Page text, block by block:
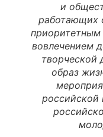
и
работающих
приоритетным
вовлечением
творческой
образ
российской